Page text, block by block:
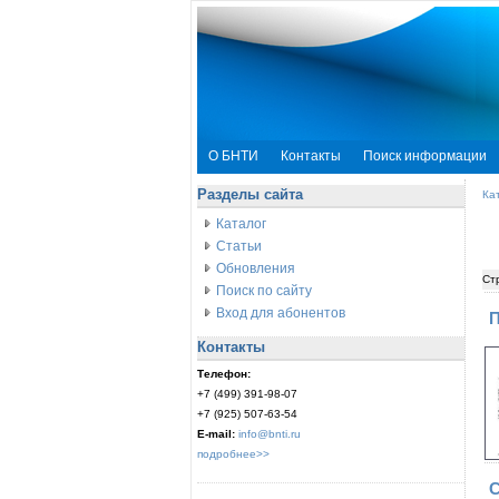
О БНТИ Контакты Поиск информации
Разделы сайта
Каталог
Статьи
Обновления
Поиск по сайту
Вход для абонентов
Контакты
Телефон:
+7 (499) 391-98-07
+7 (925) 507-63-54
E-mail: info@bnti.ru
подробнее>>